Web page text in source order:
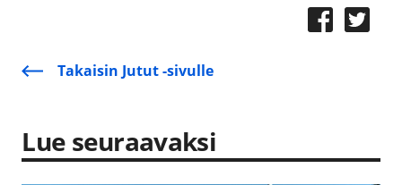
Takaisin Jutut -sivulle
Lue seuraavaksi